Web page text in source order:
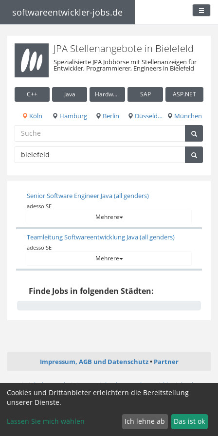
softwareentwickler-jobs.de
JPA Stellenangebote in Bielefeld
Spezialisierte JPA Jobbörse mit Stellenanzeigen für
Entwickler, Programmierer, Engineers in Bielefeld
C++ Java Hardware / Embedded SAP ASP.NET
Köln Hamburg Berlin Düsseldorf München
Senior Software Engineer Java (all genders)
adesso SE
Mehrere
Teamleitung Softwareentwicklung Java (all genders)
adesso SE
Mehrere
Finde Jobs in folgenden Städten:
Impressum, AGB und Datenschutz Partner
ictjob.de administrator-jobs.de
webentwickler-jobs.de
mediengestalter-jobs.de
Cookie Zustimmung ändern
Cookies und Drittanbieter erleichtern die Bereitstellung
unserer Dienste.
Lassen Sie mich wählen Ich lehne ab Das ist ok